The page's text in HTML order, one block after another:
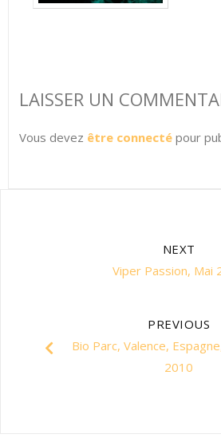
LAISSER UN
Vous devez être connectépour
NEXT
Viper Passion, Mai
PREVIOUS
Bio Parc, Valence,
2010